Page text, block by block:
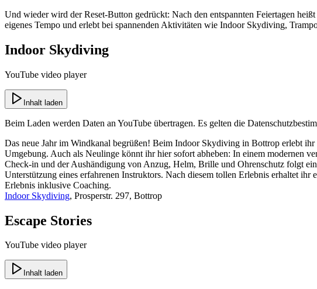
Und wieder wird der Reset-Button gedrückt: Nach den entspannten Feiertagen
eigenes Tempo und erlebt bei spannenden Aktivitäten wie Indoor Skydiving,
Indoor Skydiving
YouTube video player
Inhalt laden
Beim Laden werden Daten an YouTube übertragen. Es gelten die
Das neue Jahr im Windkanal begrüßen! Beim Indoor Skydiving in Bottrop erlebt
Umgebung. Auch als Neulinge könnt ihr hier sofort abheben: In einem modernen
Check-in und der Aushändigung von Anzug, Helm, Brille und Ohrenschutz folgt
Unterstützung eines erfahrenen Instruktors. Nach diesem tollen Erlebnis erhaltet
Erlebnis inklusive Coaching.
Indoor Skydiving, Prosperstr. 297, Bottrop
Escape Stories
YouTube video player
Inhalt laden